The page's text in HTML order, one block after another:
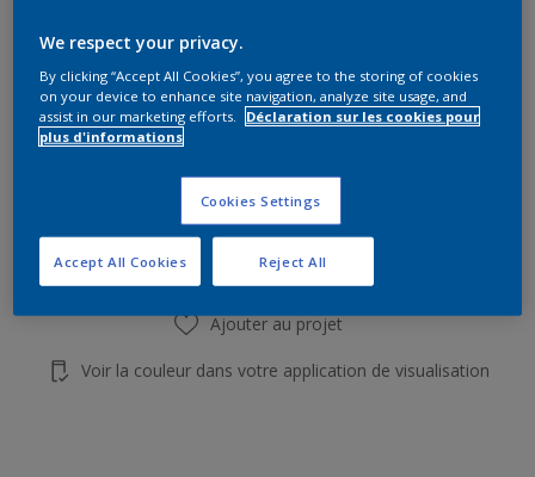
Ce produit n'est pas destiné à la vente en ligne et ne
peut être acheté que dans des magasins sélectionnés.
Add to Shopping list
Trouver un magasin
Ajouter au projet
Voir la couleur dans votre application de visualisation
We respect your privacy.
By clicking “Accept All Cookies”, you agree to the storing of cookies
on your device to enhance site navigation, analyze site usage, and
assist in our marketing efforts.
Déclaration sur les cookies pour
plus d'informations
Cookies Settings
Reject All
Accept All Cookies